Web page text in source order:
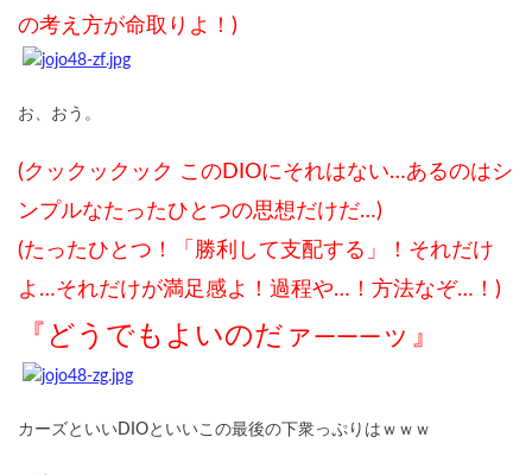
の考え方が命取りよ！)
お、おう。
(クックックック このDIOにそれはない…あるのはシ
ンプルなたったひとつの思想だけだ…)
(たったひとつ！「勝利して支配する」！それだけ
よ…それだけが満足感よ！過程や…！方法なぞ…！)
『どうでもよいのだァ―――ッ』
カーズといいDIOといいこの最後の下衆っぷりはｗｗｗ